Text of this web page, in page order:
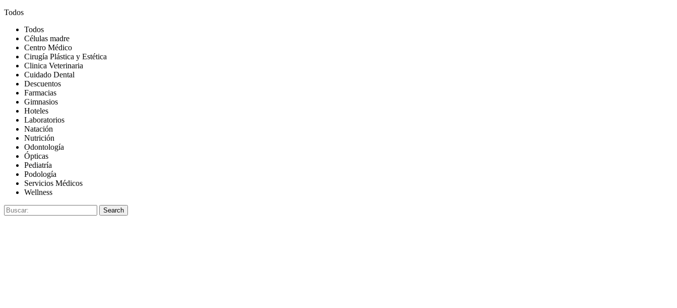
Todos
Todos
Células madre
Centro Médico
Cirugía Plástica y Estética
Clinica Veterinaria
Cuidado Dental
Descuentos
Farmacias
Gimnasios
Hoteles
Laboratorios
Natación
Nutrición
Odontología
Ópticas
Pediatría
Podología
Servicios Médicos
Wellness
Search